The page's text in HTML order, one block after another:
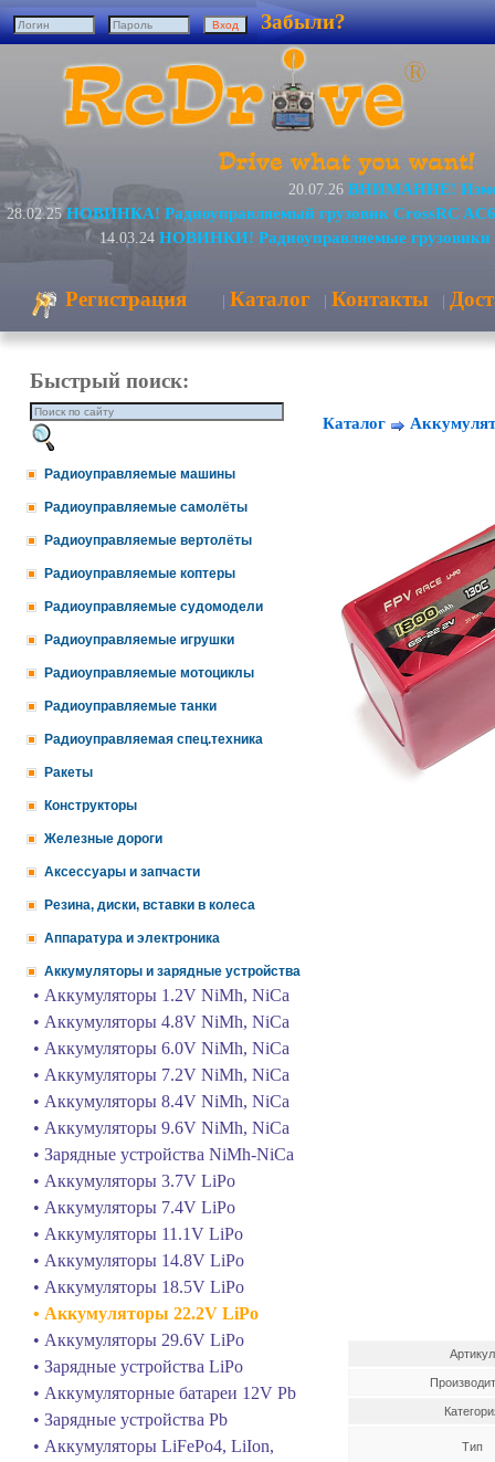
Забыли?
20.07.26 ВНИМАНИЕ!
28.02.25 НОВИНКА! Радиоуправляемый грузовик CrossRC
14.03.24 НОВИНКИ! Радиоуправляемые грузовики
Регистрация | Каталог | Контакты |
Быстрый поиск:
Радиоуправляемые машины
Радиоуправляемые самолёты
Радиоуправляемые вертолёты
Радиоуправляемые коптеры
Радиоуправляемые судомодели
Радиоуправляемые игрушки
Радиоуправляемые мотоциклы
Радиоуправляемые танки
Радиоуправляемая спец.техника
Ракеты
Конструкторы
Железные дороги
Аксессуары и запчасти
Резина, диски, вставки в колеса
Аппаратура и электроника
Аккумуляторы и зарядные устройства
• Аккумуляторы 1.2V NiMh, NiCa
• Аккумуляторы 4.8V NiMh, NiCa
• Аккумуляторы 6.0V NiMh, NiCa
• Аккумуляторы 7.2V NiMh, NiCa
• Аккумуляторы 8.4V NiMh, NiCa
• Аккумуляторы 9.6V NiMh, NiCa
• Зарядные устройства NiMh-NiCa
• Аккумуляторы 3.7V LiPo
• Аккумуляторы 7.4V LiPo
• Аккумуляторы 11.1V LiPo
• Аккумуляторы 14.8V LiPo
• Аккумуляторы 18.5V LiPo
• Аккумуляторы 22.2V LiPo
• Аккумуляторы 29.6V LiPo
• Зарядные устройства LiPo
• Аккумуляторные батареи 12V Pb
• Зарядные устройства Pb
• Аккумуляторы LiFePo4, LiIon,
Каталог
Артикул
Тип